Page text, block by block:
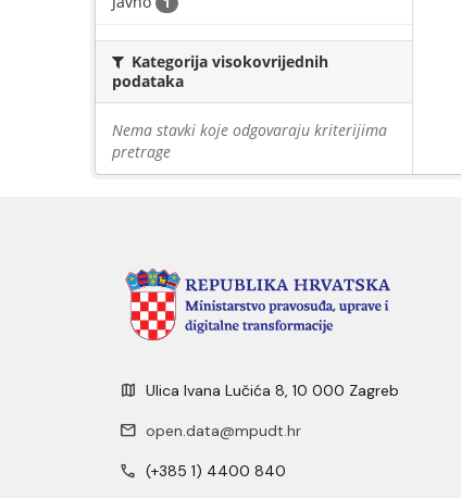
Kategorija visokovrijednih
podataka
Nema stavki koje odgovaraju kriterijima
pretrage